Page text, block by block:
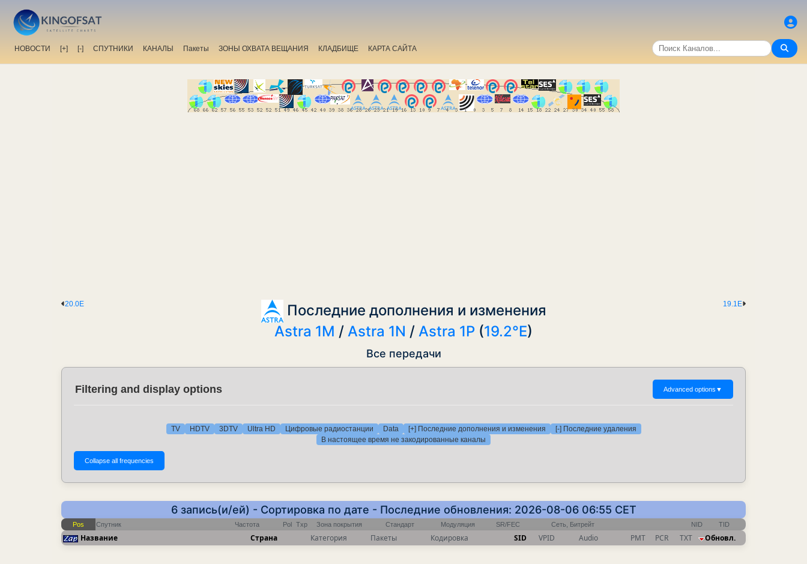
НОВОСТИ [+] [-] СПУТНИКИ КАНАЛЫ Пакеты ЗОНЫ ОХВАТА ВЕЩАНИЯ КЛАДБИЩЕ КАРТА САЙТА
19.1E
20.0E
Последние дополнения и изменения
Astra 1M / Astra 1N / Astra 1P (19.2°E)
Все передачи
Filtering and display options Advanced options ▼
TV HDTV 3DTV Ultra HD Цифровые радиостанции Data [+] Последние дополнения и изменения
[-] Последние удаления
В настоящее время не закодированные каналы
6 запись(и/ей) - Сортировка по дате - Последние обновления: 2026-08-06 06:55 CET
Pos Спутник Частота Pol Txp Зона покрытия Стандарт Модуляция SR/FEC Сеть, Битрейт NID TID
Название Страна Категория Пакеты Кодировка SID VPID Audio PMT PCR TXT Обновл.